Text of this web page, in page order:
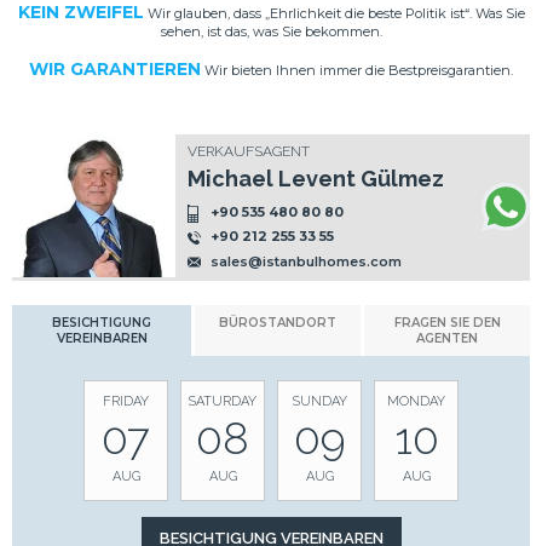
KEIN ZWEIFEL Wir glauben, dass „Ehrlichkeit die beste Politik ist“. Was Sie
sehen, ist das, was Sie bekommen.
WIR GARANTIEREN Wir bieten Ihnen immer die Bestpreisgarantien.
VERKAUFSAGENT
Michael Levent Gülmez
+90 535 480 80 80
+90 212 255 33 55
sales@istanbulhomes.com
BESICHTIGUNG
VEREINBAREN
BÜROSTANDORT
FRAGEN SIE DEN
AGENTEN
FRIDAY
07
AUG
SATURDAY
08
AUG
SUNDAY
09
AUG
MONDAY
10
AUG